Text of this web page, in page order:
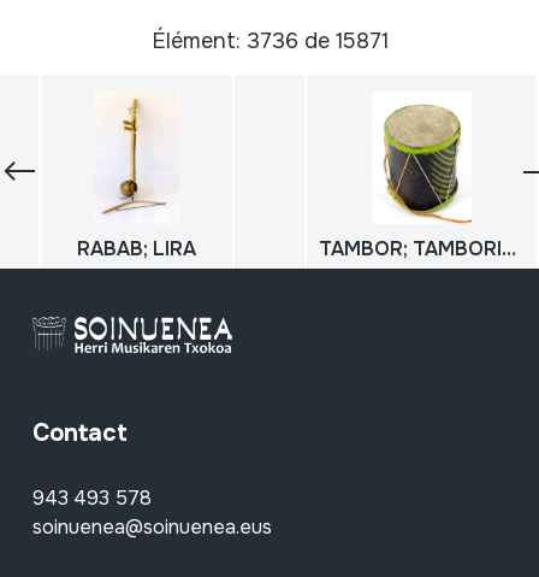
Élément: 3736 de 15871
RABAB; LIRA TAMBOR; TAMBORINO
Contact
943 493 578
soinuenea@soinuenea.eus